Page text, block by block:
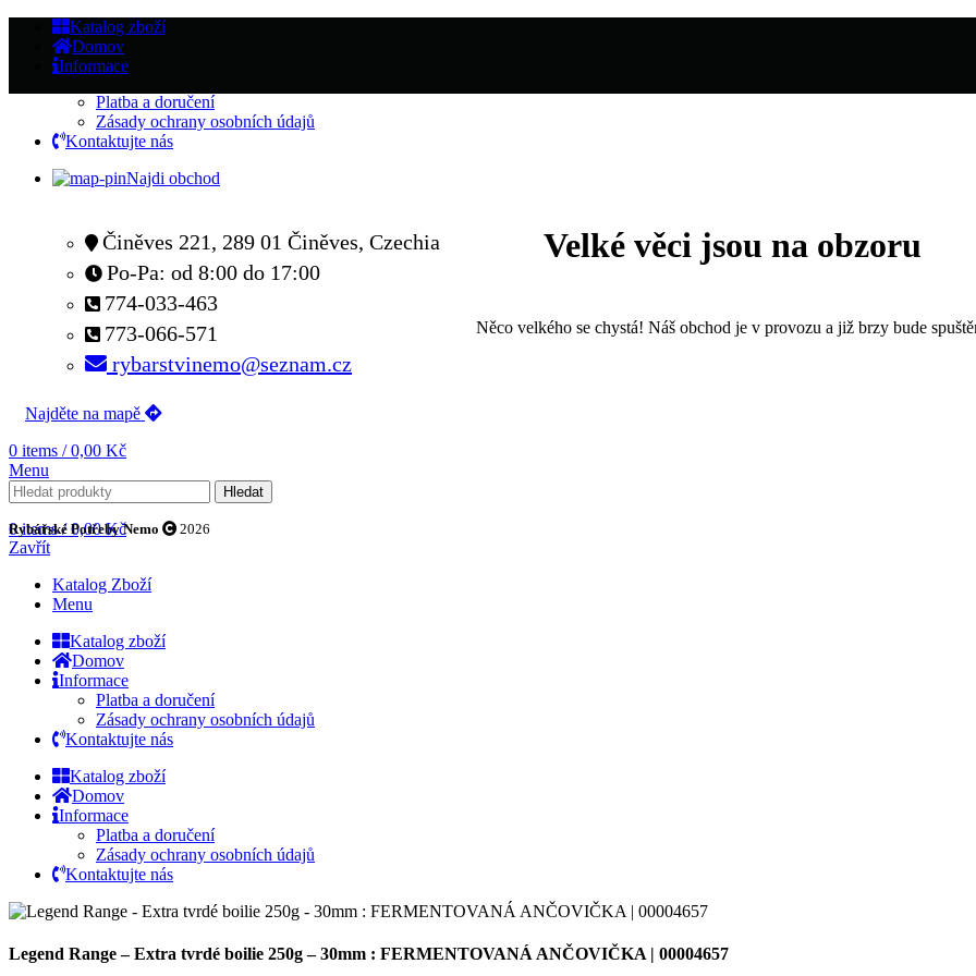
Katalog zboží
Domov
Informace
Platba a doručení
Zásady ochrany osobních údajů
Kontaktujte nás
Najdi obchod
Činěves 221, 289 01 Činěves, Czechia
Po-Pa: od 8:00 do 17:00
774-033-463
773-066-571
rybarstvinemo@seznam.cz
Najděte na mapě
0 items / 0,00 Kč
Menu
Hledat
0items / 0,00Kč
Velké věci jsou na obzoru
Něco velkého se chystá! Náš obchod je v provozu a již brzy bude
Rybářské Potřeby Nemo 2026
Zavřít
Katalog Zboží
Menu
Katalog zboží
Domov
Informace
Platba a doručení
Zásady ochrany osobních údajů
Kontaktujte nás
Katalog zboží
Domov
Informace
Platba a doručení
Zásady ochrany osobních údajů
Kontaktujte nás
Legend Range – Extra tvrdé boilie 250g – 30mm : FERMENTOVANÁ ANČOVIČKA | 00004657